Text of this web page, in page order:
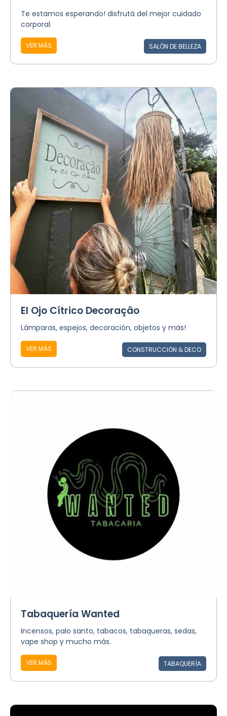
Te estamos esperando! disfrutá del mejor cuidado
corporal.
VER MÁS SALÓN DE BELLEZA
El Ojo Cítrico Decoração
Lámparas, espejos, decoración, objetos y más!
VER MÁS CONSTRUCCIÓN & DECO
Tabaquería Wanted
Incensos, palo santo, tabacos, tabaqueras, sedas,
vape shop y mucho más.
VER MÁS TABAQUERÍA